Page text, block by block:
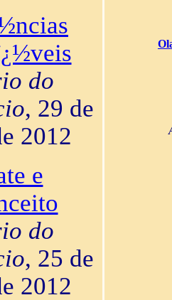
do
, 29 de
2012
e
do
, 25 de
2012